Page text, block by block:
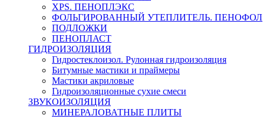
XPS. ПЕНОПЛЭКС
ФОЛЬГИРОВАННЫЙ УТЕПЛИТЕЛЬ. ПЕНОФОЛ
ПОДЛОЖКИ
ПЕНОПЛАСТ
ГИДРОИЗОЛЯЦИЯ
Гидростеклоизол. Рулонная гидроизоляция
Битумные мастики и праймеры
Мастики акриловые
Гидроизоляционные сухие смеси
ЗВУКОИЗОЛЯЦИЯ
МИНЕРАЛОВАТНЫЕ ПЛИТЫ